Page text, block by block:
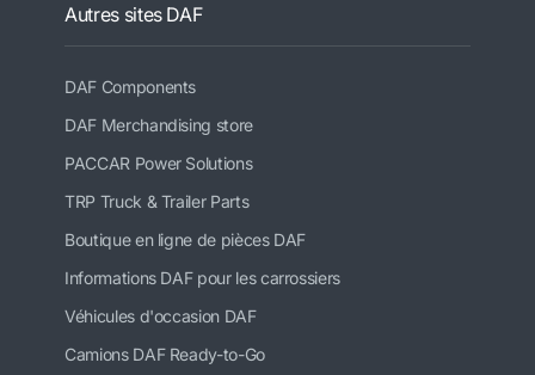
Autres sites DAF
DAF Components
DAF Merchandising store
PACCAR Power Solutions
TRP Truck & Trailer Parts
Boutique en ligne de pièces DAF
Informations DAF pour les carrossiers
Véhicules d'occasion DAF
Camions DAF Ready-to-Go